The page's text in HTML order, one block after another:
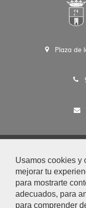
Usamos cookies y
mejorar tu
para mostrarte
adecuados, para
para comprender
Plaza de
Aviso